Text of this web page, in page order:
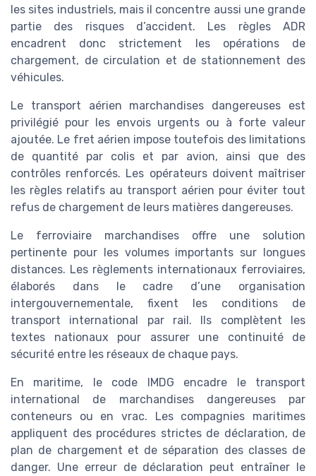
les sites industriels, mais il concentre aussi une grande
partie des risques d’accident. Les règles ADR
encadrent donc strictement les opérations de
chargement, de circulation et de stationnement des
véhicules.
Le transport aérien marchandises dangereuses est
privilégié pour les envois urgents ou à forte valeur
ajoutée. Le fret aérien impose toutefois des limitations
de quantité par colis et par avion, ainsi que des
contrôles renforcés. Les opérateurs doivent maîtriser
les règles relatifs au transport aérien pour éviter tout
refus de chargement de leurs matières dangereuses.
Le ferroviaire marchandises offre une solution
pertinente pour les volumes importants sur longues
distances. Les règlements internationaux ferroviaires,
élaborés dans le cadre d’une organisation
intergouvernementale, fixent les conditions de
transport international par rail. Ils complètent les
textes nationaux pour assurer une continuité de
sécurité entre les réseaux de chaque pays.
En maritime, le code IMDG encadre le transport
international de marchandises dangereuses par
conteneurs ou en vrac. Les compagnies maritimes
appliquent des procédures strictes de déclaration, de
plan de chargement et de séparation des classes de
danger. Une erreur de déclaration peut entraîner le